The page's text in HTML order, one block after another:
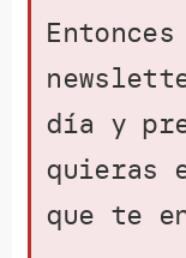
día y
quieras
que te